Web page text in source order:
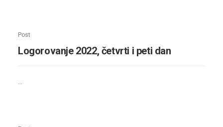
Post
Logorovanje 2022, četvrti i peti dan
…